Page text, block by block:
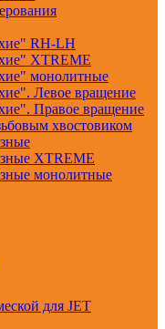
RH-LH
XTREME
монолитные
Левое вращение
Правое вращение
хвостовиком
XTREME
монолитные
для JET